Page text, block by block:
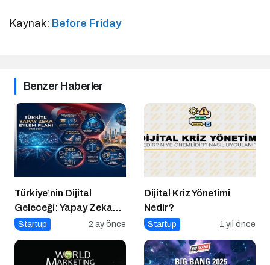
Kaynak: Before Friday
Benzer Haberler
Türkiye’nin Dijital
Geleceği: Yapay Zeka
Çağında “BİLGE”
Startup 2 ay önce
Dijital Kriz Yönetimi
Nedir?
Startup 1 yıl önce